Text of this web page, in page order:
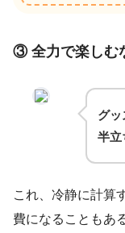
③ 全力で楽しむ
グッ
半立
これ、冷静に計算
費になることもあ